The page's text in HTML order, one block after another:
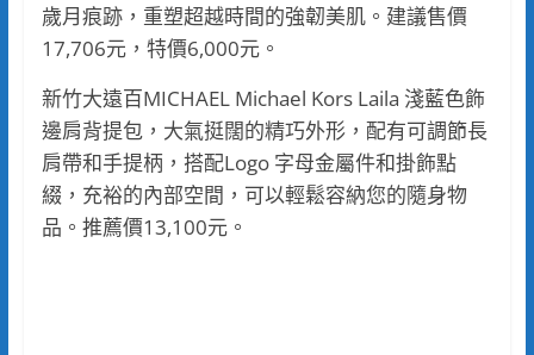
歲月痕跡，重塑超越時間的強韌美肌。建議售價
17,706元，特價6,000元。
新竹大遠百MICHAEL Michael Kors Laila 淺藍色飾
邊肩背提包，大氣挺闊的精巧外形，配有可調節長
肩帶和手提柄，搭配Logo 字母金屬件和掛飾點
綴，充裕的內部空間，可以輕鬆容納您的隨身物
品。推薦價13,100元。